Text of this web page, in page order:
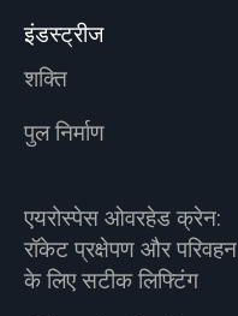
इंडस्ट्रीज
शक्ति
पुल निर्माण
एयरोस्पेस ओवरहेड क्रेन:
रॉकेट प्रक्षेपण और परिवहन
के लिए सटीक लिफ्टिंग